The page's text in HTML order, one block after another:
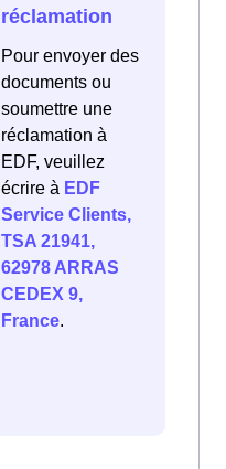
réclamation
Pour envoyer des
documents ou
soumettre une
réclamation à
EDF, veuillez
écrire à EDF
Service Clients,
TSA 21941,
62978 ARRAS
CEDEX 9,
France.